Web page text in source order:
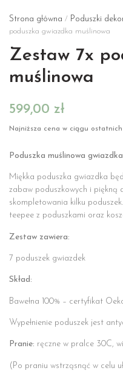
Strona główna / Poduszki
poduszka gwiazdka muślinowa
Zestaw 7x
muślinowa
599,00 zł
Najniższa cena w ciągu
Poduszka muślinowa
Miękka poduszka gwiazdka
zabaw poduszkowych i piękną
skompletowania kilku
teepee z poduszkami oraz
Zestaw zawiera:
7 poduszek gwiazdek
Skład:
Bawełna 100% – certyfikat
Wypełnienie poduszek jest
Pranie: ręczne w pralce 30C,
(Po praniu wstrząsnąć w celu